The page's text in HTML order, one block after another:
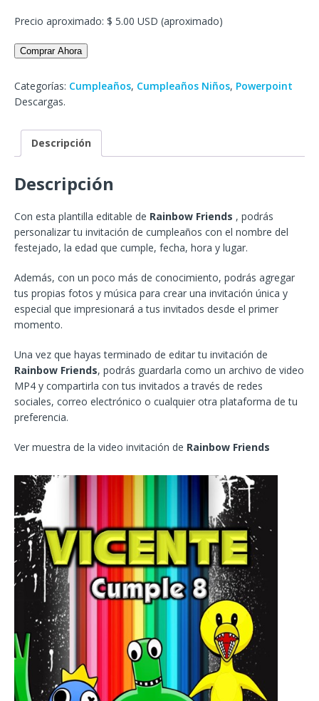
Precio aproximado: $ 5.00 USD (aproximado)
Comprar Ahora
Categorías: Cumpleaños, Cumpleaños Niños, Powerpoint
Descargas.
Descripción
Descripción
Con esta plantilla editable de Rainbow Friends , podrás
personalizar tu invitación de cumpleaños con el nombre del
festejado, la edad que cumple, fecha, hora y lugar.
Además, con un poco más de conocimiento, podrás agregar
tus propias fotos y música para crear una invitación única y
especial que impresionará a tus invitados desde el primer
momento.
Una vez que hayas terminado de editar tu invitación de
Rainbow Friends, podrás guardarla como un archivo de video
MP4 y compartirla con tus invitados a través de redes
sociales, correo electrónico o cualquier otra plataforma de tu
preferencia.
Ver muestra de la video invitación de Rainbow Friends